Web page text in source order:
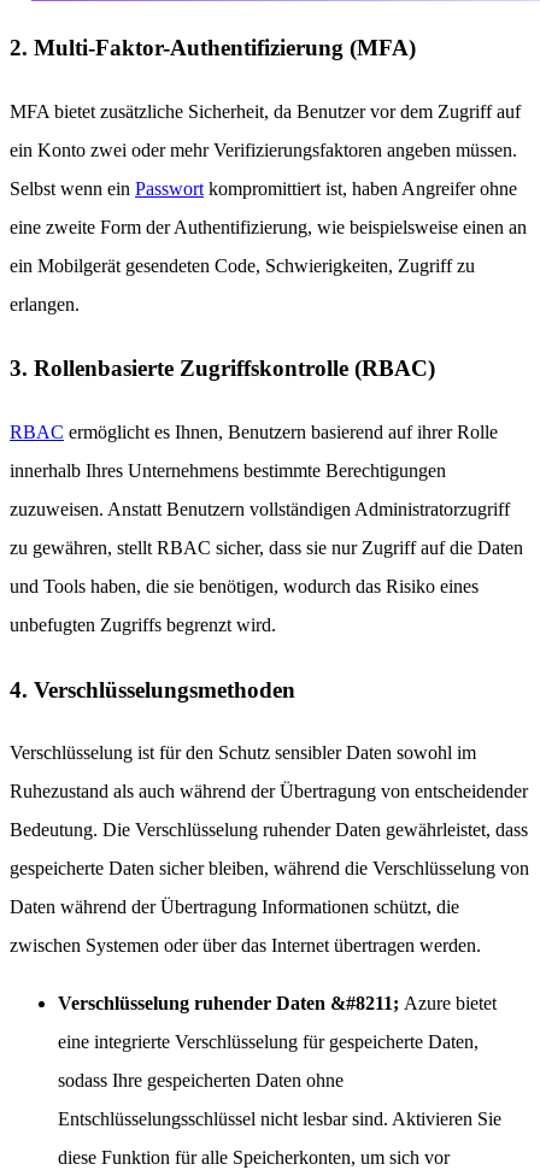
2. Multi-Faktor-Authentifizierung (MFA)
MFA bietet zusätzliche Sicherheit, da Benutzer vor dem Zugriff auf
ein Konto zwei oder mehr Verifizierungsfaktoren angeben müssen.
Selbst wenn ein Passwort kompromittiert ist, haben Angreifer ohne
eine zweite Form der Authentifizierung, wie beispielsweise einen an
ein Mobilgerät gesendeten Code, Schwierigkeiten, Zugriff zu
erlangen.
3. Rollenbasierte Zugriffskontrolle (RBAC)
RBAC ermöglicht es Ihnen, Benutzern basierend auf ihrer Rolle
innerhalb Ihres Unternehmens bestimmte Berechtigungen
zuzuweisen. Anstatt Benutzern vollständigen Administratorzugriff
zu gewähren, stellt RBAC sicher, dass sie nur Zugriff auf die Daten
und Tools haben, die sie benötigen, wodurch das Risiko eines
unbefugten Zugriffs begrenzt wird.
4. Verschlüsselungsmethoden
Verschlüsselung ist für den Schutz sensibler Daten sowohl im
Ruhezustand als auch während der Übertragung von entscheidender
Bedeutung. Die Verschlüsselung ruhender Daten gewährleistet, dass
gespeicherte Daten sicher bleiben, während die Verschlüsselung von
Daten während der Übertragung Informationen schützt, die
zwischen Systemen oder über das Internet übertragen werden.
Verschlüsselung ruhender Daten &#8211; Azure bietet
eine integrierte Verschlüsselung für gespeicherte Daten,
sodass Ihre gespeicherten Daten ohne
Entschlüsselungsschlüssel nicht lesbar sind. Aktivieren Sie
diese Funktion für alle Speicherkonten, um sich vor